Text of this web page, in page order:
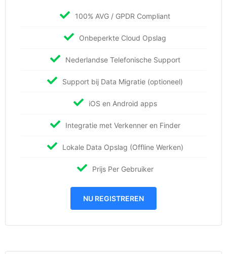
100% AVG / GPDR Compliant
Onbeperkte Cloud Opslag
Nederlandse Telefonische Support
Support bij Data Migratie (optioneel)
iOS en Android apps
Integratie met Verkenner en Finder
Lokale Data Opslag (Offline Werken)
Prijs Per Gebruiker
NU REGISTREREN